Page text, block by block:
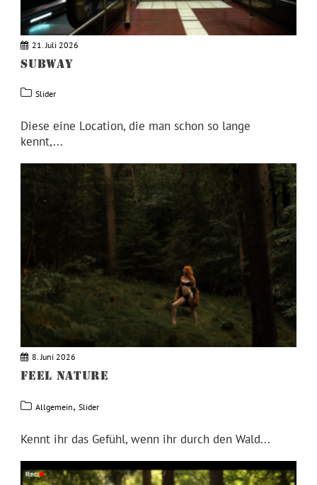
21. Juli 2026
SUBWAY
Slider
Diese eine Location, die man schon so lange
kennt,...
8. Juni 2026
FEEL NATURE
Allgemein,Slider
Kennt ihr das Gefühl, wenn ihr durch den Wald...